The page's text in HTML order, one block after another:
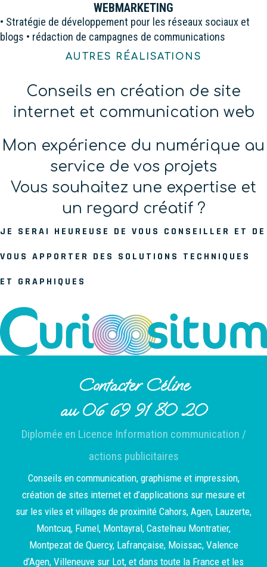
WEBMARKETING
• Stratégie de développement pour les réseaux sociaux et
blogs • rédaction de campagnes de communications
AUTRES RÉALISATIONS
Conseils en création de site
internet et communication web
Mon expérience du numérique au
service de vos projets
Vous souhaitez une expertise et
un regard créatif ?
JE SERAI HEUREUSE DE VOUS CONSEILLER ET DE
VOUS APPORTER DES SOLUTIONS TECHNIQUES
ET GRAPHIQUES
Contacter Céline
au 06 69 91 80 20
Diplomée en Licence Information communication /
actions publicitaires
Conseils en communication, graphisme et impression,
création de sites internet et d’applications sur mesure et
sur les viles et villages de proximité Cahors, Agen, Lauzerte,
Montcuq, Fumel, Montayral, Castelnau Montratier,
Montpezat de Quercy, Lafrançaise, Moissac, Valence
d’Agen, Villeneuve sur Lot, et dans toute la France et les